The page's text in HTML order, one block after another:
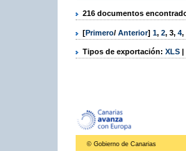
216 documentos
[Primero/ Anterior] 1, 2, 3, 4,
Tipos de exportación: XLS |
© Gobierno de Canarias